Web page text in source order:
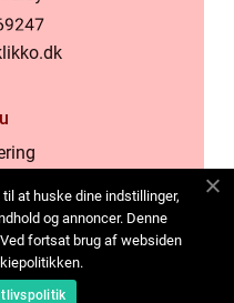
oss
at huske dine indstillinger,
og annoncer. Denne
fortsat brug af websiden